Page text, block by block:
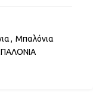
, Μπαλόνια